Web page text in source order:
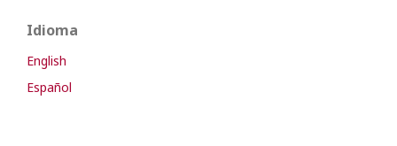
Idioma
English
Español